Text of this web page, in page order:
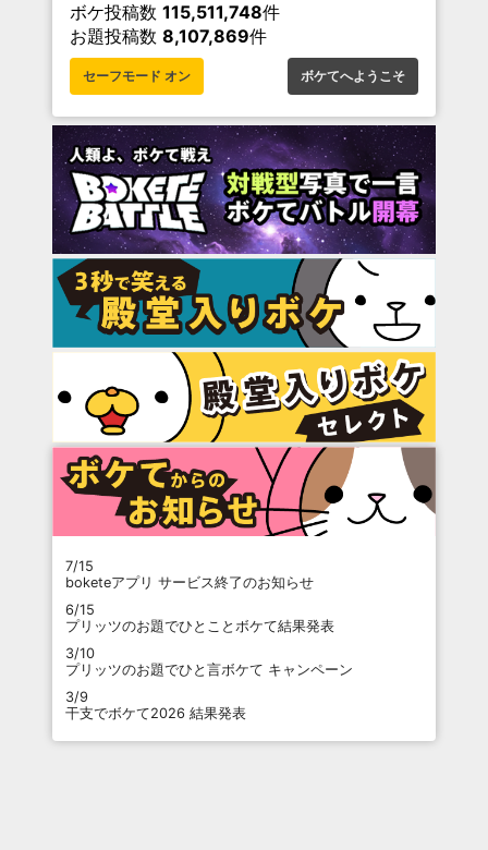
ボケ投稿数 115,511,748件
お題投稿数 8,107,869件
セーフモード オン ボケてへようこそ
7/15
boketeアプリ サービス終了のお知らせ
6/15
プリッツのお題でひとことボケて結果発表
3/10
プリッツのお題でひと言ボケて キャンペーン
3/9
干支でボケて2026 結果発表